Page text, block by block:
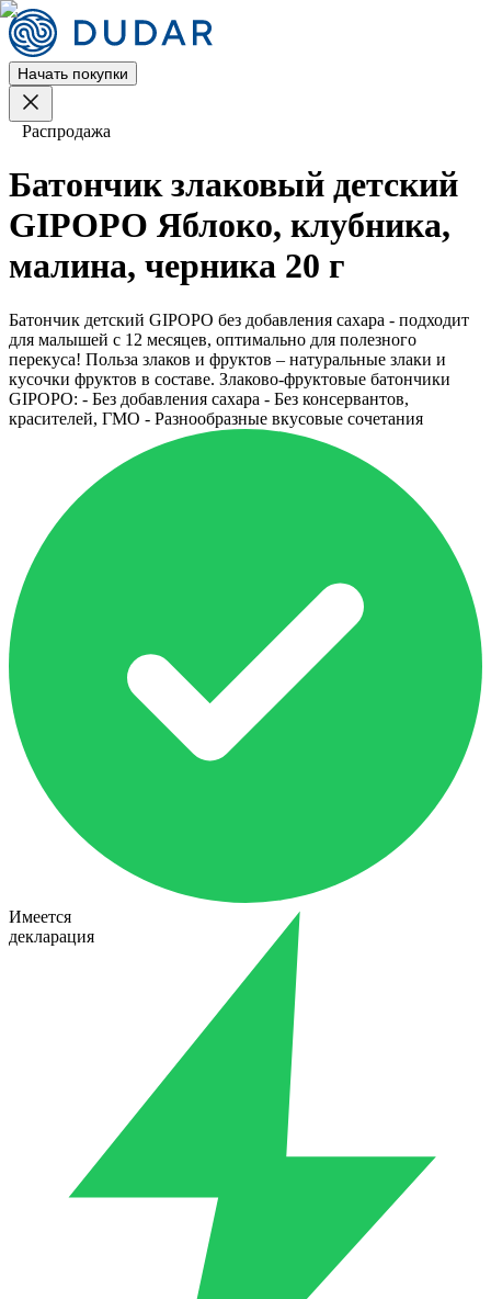
Начать покупки
Распродажа
Батончик злаковый детский
GIPOPO Яблоко, клубника,
малина, черника 20 г
Батончик детский GIPOPO без добавления сахара - подходит
для малышей с 12 месяцев, оптимально для полезного
перекуса! Польза злаков и фруктов – натуральные злаки и
кусочки фруктов в составе. Злаково-фруктовые батончики
GIPOPO: - Без добавления сахара - Без консервантов,
красителей, ГМО - Разнообразные вкусовые сочетания
Имеется
декларация